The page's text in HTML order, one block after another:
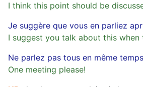
I think this point should be
Je suggère que vous en parliez
I suggest you talk about this when
Ne parlez pas tous en même
One meeting please!